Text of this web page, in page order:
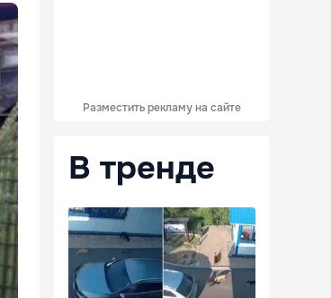
Разместить рекламу на сайте
В тренде